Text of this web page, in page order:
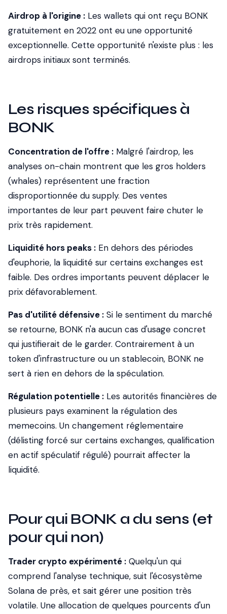
Airdrop à l'origine : Les wallets qui ont reçu BONK
gratuitement en 2022 ont eu une opportunité
exceptionnelle. Cette opportunité n'existe plus : les
airdrops initiaux sont terminés.
Les risques spécifiques à
BONK
Concentration de l'offre : Malgré l'airdrop, les
analyses on-chain montrent que les gros holders
(whales) représentent une fraction
disproportionnée du supply. Des ventes
importantes de leur part peuvent faire chuter le
prix très rapidement.
Liquidité hors peaks : En dehors des périodes
d'euphorie, la liquidité sur certains exchanges est
faible. Des ordres importants peuvent déplacer le
prix défavorablement.
Pas d'utilité défensive : Si le sentiment du marché
se retourne, BONK n'a aucun cas d'usage concret
qui justifierait de le garder. Contrairement à un
token d'infrastructure ou un stablecoin, BONK ne
sert à rien en dehors de la spéculation.
Régulation potentielle : Les autorités financières de
plusieurs pays examinent la régulation des
memecoins. Un changement réglementaire
(délisting forcé sur certains exchanges, qualification
en actif spéculatif régulé) pourrait affecter la
liquidité.
Pour qui BONK a du sens (et
pour qui non)
Trader crypto expérimenté : Quelqu'un qui
comprend l'analyse technique, suit l'écosystème
Solana de près, et sait gérer une position très
volatile. Une allocation de quelques pourcents d'un